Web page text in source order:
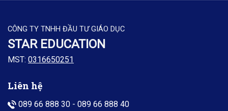
CÔNG TY TNHH ĐẦU TƯ GIÁO DỤC
STAR EDUCATION
MST: 0316650251
Liên hệ
089 66 888 30 - 089 66 888 40